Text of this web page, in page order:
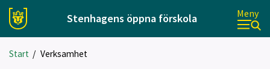
Stenhagens öppna förskola Meny
Start / Verksamhet